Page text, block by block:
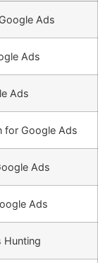
Ads
Ads
Ads
for Google Ads
Ads
Ads
Hunting